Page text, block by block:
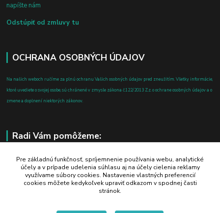
napíšte nám
Odstúpiť od zmluvy tu
OCHRANA OSOBNÝCH ÚDAJOV
Na našich weboch ručíme za plnú ochranu Vašich osobných údajov pred zneužitím. Všetky informácie,
ktoré uvediete o svojej osobe, sú chránené v zmysle zákona č.122/2013 Z.z. o ochrane osobných údajov a o
zmene a doplnení niektorých zákonov.
Radi Vám pomôžeme:
+421 908 700 612
po-pia: 8.00 - 16.00
business@jtf.sk
Pre základnú funkčnosť, spríjemnenie používania webu, analytické
účely a v prípade udelenia súhlasu aj na účely cielenia reklamy
využívame súbory cookies. Nastavenie vlastných preferencií
cookies môžete kedykoľvek upraviť odkazom v spodnej časti
stránok.